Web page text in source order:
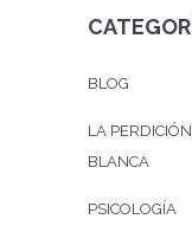
BLOG
LA
BLANCA
PSICOLOGÍA